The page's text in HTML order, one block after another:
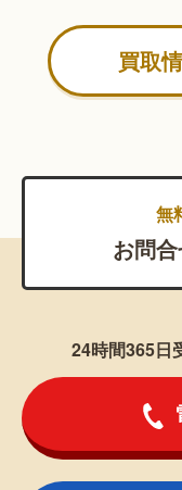
買取
無
お問
24時間365日